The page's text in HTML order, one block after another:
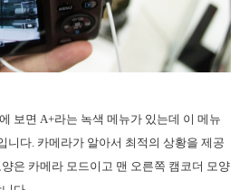
보면 A+라는 녹색 메뉴가 있는데 이 메뉴
니다. 카메라가 알아서 최적의 상황을 제공
은 카메라 모드이고 맨 오른쪽 캠코더 모양